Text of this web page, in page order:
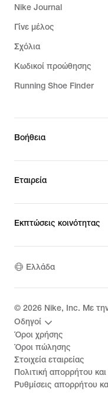
Nike Journal
Γίνε μέλος
Σχόλια
Κωδικοί προώθησης
Running Shoe Finder
Βοήθεια
Εταιρεία
Εκπτώσεις κοινότητας
Ελλάδα
© 2026 Nike, Inc. Με
Οδηγοί
Όροι χρήσης
Όροι πώλησης
Στοιχεία εταιρείας
Πολιτική απορρήτου
Ρυθμίσεις απορρήτου